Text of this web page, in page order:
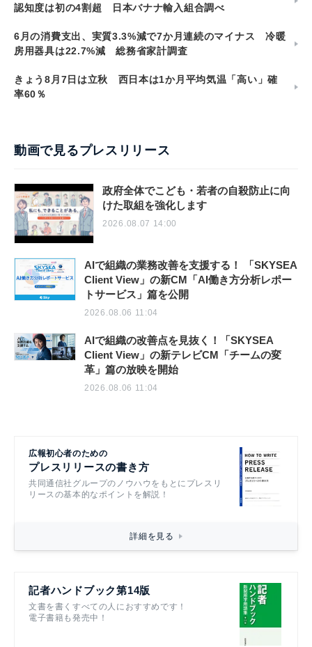
認知度は初の4割超 日本バナナ輸入組合調べ
6月の消費支出、実質3.3%減で7か月連続のマイナス 冷暖
房用器具は22.7%減 総務省家計調査
きょう8月7日は立秋 西日本は1か月平均気温「高い」確
率60％
動画で見るプレスリリース
政府全体でこども・若者の自殺防止に向
けた取組を強化します
2026.08.07 14:00
AIで組織の業務改善を支援する！ 「SKYSEA
Client View」の新CM「AI働き方分析レポー
トサービス」篇を公開
2026.08.06 11:04
AIで組織の改善点を見抜く！「SKYSEA
Client View」の新テレビCM「チームの変
革」篇の放映を開始
2026.08.06 11:04
広報初心者のための
プレスリリースの書き方
共同通信社グループのノウハウをもとにプレスリ
リースの基本的なポイントを解説！
詳細を見る
記者ハンドブック第14版
文書を書くすべての人におすすめです！
電子書籍も発売中！